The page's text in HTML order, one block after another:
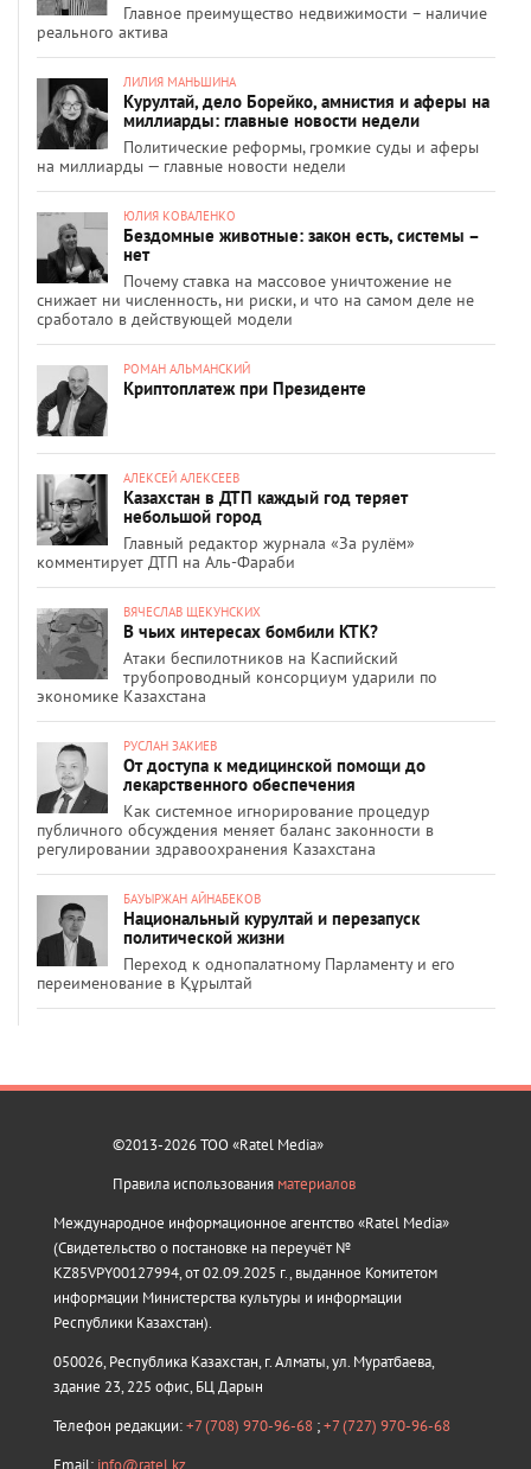
Главное преимущество недвижимости – наличие
реального актива
ЛИЛИЯ МАНЬШИНА
Курултай, дело Борейко, амнистия и аферы на
миллиарды: главные новости недели
Политические реформы, громкие суды и аферы
на миллиарды — главные новости недели
ЮЛИЯ КОВАЛЕНКО
Бездомные животные: закон есть, системы –
нет
Почему ставка на массовое уничтожение не
снижает ни численность, ни риски, и что на самом деле не
сработало в действующей модели
РОМАН АЛЬМАНСКИЙ
Криптоплатеж при Президенте
АЛЕКСЕЙ АЛЕКСЕЕВ
Казахстан в ДТП каждый год теряет
небольшой город
Главный редактор журнала «За рулём»
комментирует ДТП на Аль-Фараби
ВЯЧЕСЛАВ ЩЕКУНСКИХ
В чьих интересах бомбили КТК?
Атаки беспилотников на Каспийский
трубопроводный консорциум ударили по
экономике Казахстана
РУСЛАН ЗАКИЕВ
От доступа к медицинской помощи до
лекарственного обеспечения
Как системное игнорирование процедур
публичного обсуждения меняет баланс законности в
регулировании здравоохранения Казахстана
БАУЫРЖАН АЙНАБЕКОВ
Национальный курултай и перезапуск
политической жизни
Переход к однопалатному Парламенту и его
переименование в Құрылтай
©2013-2026 ТОО «Ratel Media»
Правила использования материалов
Международное информационное агентство «Ratel Media»
(Свидетельство о постановке на переучёт №
KZ85VPY00127994, от 02.09.2025 г., выданное Комитетом
информации Министерства культуры и информации
Республики Казахстан).
050026, Республика Казахстан, г. Алматы, ул. Муратбаева,
здание 23, 225 офис, БЦ Дарын
Телефон редакции:+7 (708) 970-96-68 ;+7 (727) 970-96-68
Email: info@ratel.kz